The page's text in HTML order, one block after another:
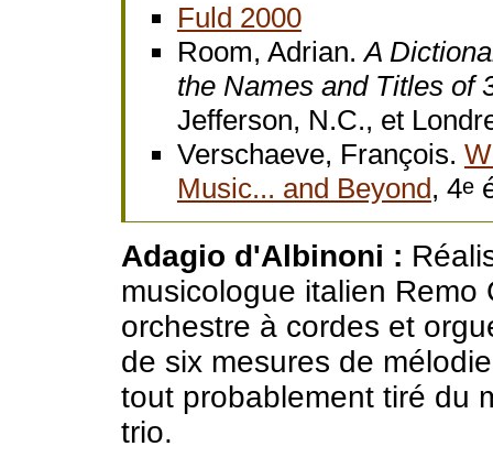
Fuld 2000
Room, Adrian.A
the Names and Titles of
Jefferson, N.C., et
Verschaeve, François.
Music... and Beyond, 4e
Adagio d'Albinoni :
musicologue italien
orchestre à cordes et
de six mesures de
tout probablement tiré du
trio.